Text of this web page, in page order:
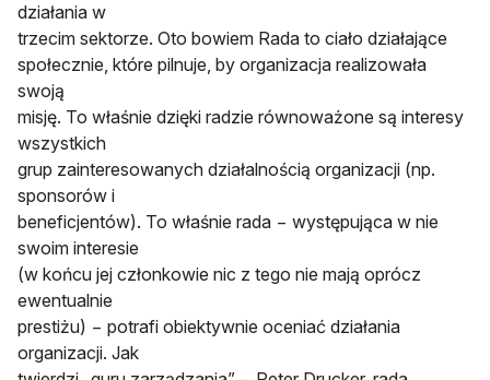
działania w
trzecim sektorze. Oto bowiem Rada to ciało działające
społecznie, które pilnuje, by organizacja realizowała
swoją
misję. To właśnie dzięki radzie równoważone są interesy
wszystkich
grup zainteresowanych działalnością organizacji (np.
sponsorów i
beneficjentów). To właśnie rada − występująca w nie
swoim interesie
(w końcu jej członkowie nic z tego nie mają oprócz
ewentualnie
prestiżu) − potrafi obiektywnie oceniać działania
organizacji. Jak